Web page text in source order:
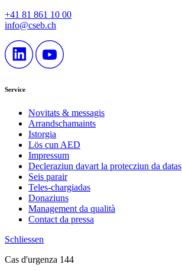
+41 81 861 10 00
info@cseb.ch
Service
Novitats & messagis
Arrandschamaints
Istorgia
Lös cun AED
Impressum
Decleraziun davart la protecziun da datas
Seis parair
Teles-chargiadas
Donaziuns
Management da qualità
Contact da pressa
Schliessen
Cas d'urgenza 144